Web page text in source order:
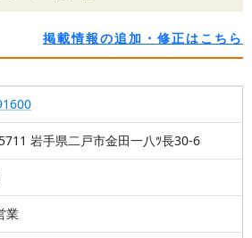
掲載情報の追加・修正はこちら
岩手県二戸市金田一八ﾂ長30-6
業